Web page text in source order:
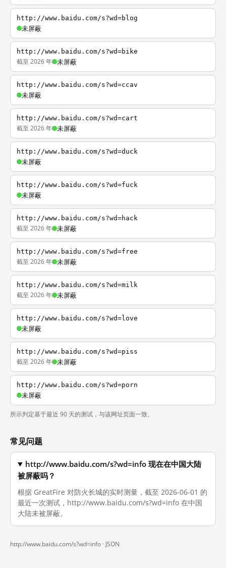
http://www.baidu.com/s?wd=blog
未屏蔽
http://www.baidu.com/s?wd=bike
截至 2026 年 未屏蔽
http://www.baidu.com/s?wd=ccav
未屏蔽
http://www.baidu.com/s?wd=cart
截至 2026 年 未屏蔽
http://www.baidu.com/s?wd=duck
未屏蔽
http://www.baidu.com/s?wd=fuck
未屏蔽
http://www.baidu.com/s?wd=hack
截至 2026 年 未屏蔽
http://www.baidu.com/s?wd=free
截至 2026 年 未屏蔽
http://www.baidu.com/s?wd=milk
截至 2026 年 未屏蔽
http://www.baidu.com/s?wd=love
未屏蔽
http://www.baidu.com/s?wd=piss
截至 2026 年 未屏蔽
http://www.baidu.com/s?wd=porn
未屏蔽
所示判定基于最近 90 天的测试，与该网址页面一致。
常见问题
http://www.baidu.com/s?wd=info 现在在中国大陆
被屏蔽吗？
根据 GreatFire 对防火长城的实时测量，截至 2026-06-01 的
最近一次测试，http://www.baidu.com/s?wd=info 在中国
大陆未被屏蔽。
http://www.baidu.com/s?wd=info · JSON